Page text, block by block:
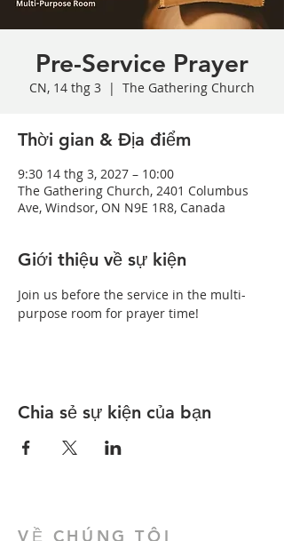
Pre-Service Prayer
CN, 14 thg 3
  |
The Gathering Church
Thời gian & Địa điểm
9:30 14 thg 3, 2027 – 10:00
The Gathering Church, 2401 Columbus
Ave, Windsor, ON N9E 1R8, Canada
Giới thiệu về sự kiện
Join us before the service in the multi-
purpose room for prayer time!
Chia sẻ sự kiện của bạn
VỀ CHÚNG TÔI